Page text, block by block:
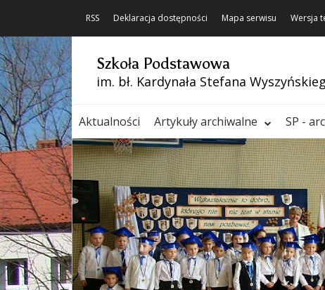
RSS Deklaracja dostępności Mapa serwisu Wersja
Szkoła Podstawowa
im. bł. Kardynała Stefana
Aktualności Artykuły archiwalne SP -